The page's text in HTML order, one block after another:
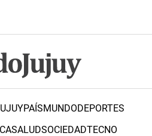
PAÍSMUNDODEPORTES
SALUDSOCIEDADTECNO